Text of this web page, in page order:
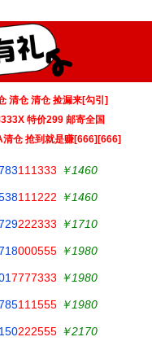
清仓 清仓 捡漏来[勾引]
特价299 邮寄全国
仓 抢到就是赚[666][666]
111333 ￥1460
111222 ￥1460
222333 ￥1710
000555 ￥1980
7777333 ￥1980
111555 ￥1980
222555 ￥2170